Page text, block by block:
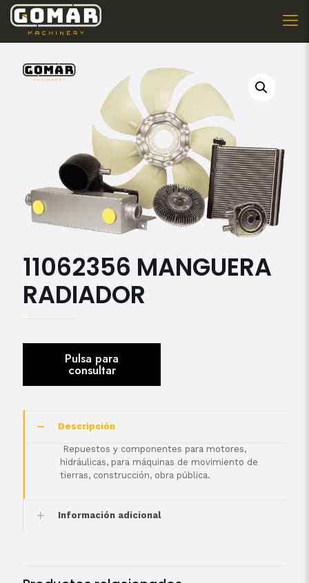
11062356 MANGUERA
RADIADOR
Descripción
Repuestos y componentes para motores,
hidráulicas, para máquinas de movimiento de
tierras, construcción, obra pública.
Información adicional